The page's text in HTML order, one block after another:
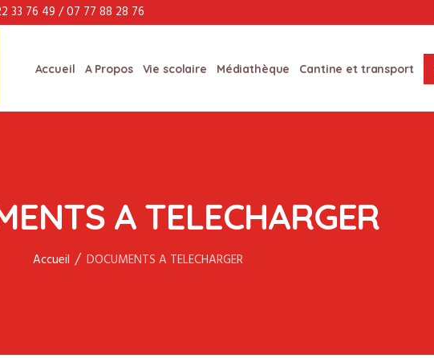
33 76 49 / 07 77 88 28 76
Accueil A Propos Vie scolaire Médiathèque Cantine et transport
A TELECHARGER
Accueil / DOCUMENTS A TELECHARGER